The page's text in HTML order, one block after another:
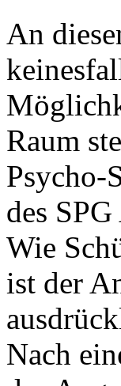
An
Raum
Psycho-
des
Wie
ist der
Nach